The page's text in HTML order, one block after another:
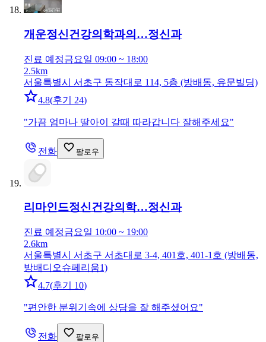
개운정신건강의학과의…정신과
진료 예정금요일 09:00 ~ 18:00
2.5km
서울특별시 서초구 동작대로 114, 5층 (방배동, 유문빌딩)
4.8(후기 24)
"가끔 엄마나 딸아이 갈때 따라갑니다 잘해주세요"
전화 팔로우
리마인드정신건강의학…정신과
진료 예정금요일 10:00 ~ 19:00
2.6km
서울특별시 서초구 서초대로 3-4, 401호, 401-1호 (방배동,
방배디오슈페리움1)
4.7(후기 10)
"편안한 분위기속에 상담을 잘 해주셨어요"
전화 팔로우